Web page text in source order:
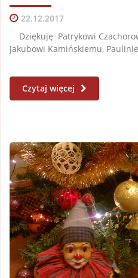
22.12.2017
Dziękuję Patrykowi
Jakubowi Kamińskiemu,
Czytaj więcej